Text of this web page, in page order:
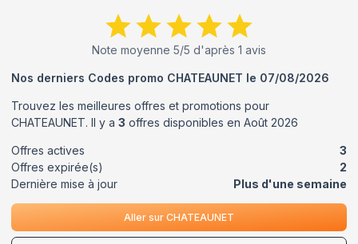
Note moyenne 5/5 d'après 1 avis
Nos derniers Codes promo CHATEAUNET le 07/08/2026
Trouvez les meilleures offres et promotions pour
CHATEAUNET. Il y a 3 offres disponibles en Août 2026
Offres actives
3
Offres expirée(s)
2
Dernière mise à jour
Plus d'une semaine
Aller sur CHATEAUNET